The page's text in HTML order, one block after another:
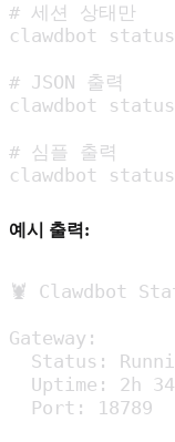
# 세션 상태만
clawdbot
# JSON 출력
clawdbot
# 심플 출력
clawdbot
예시 출력:
🦞 Clawdbot
Gateway:
Status:
Uptime: 2h
  Port: 18789